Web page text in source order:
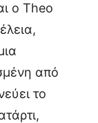
ο Theo
από
το